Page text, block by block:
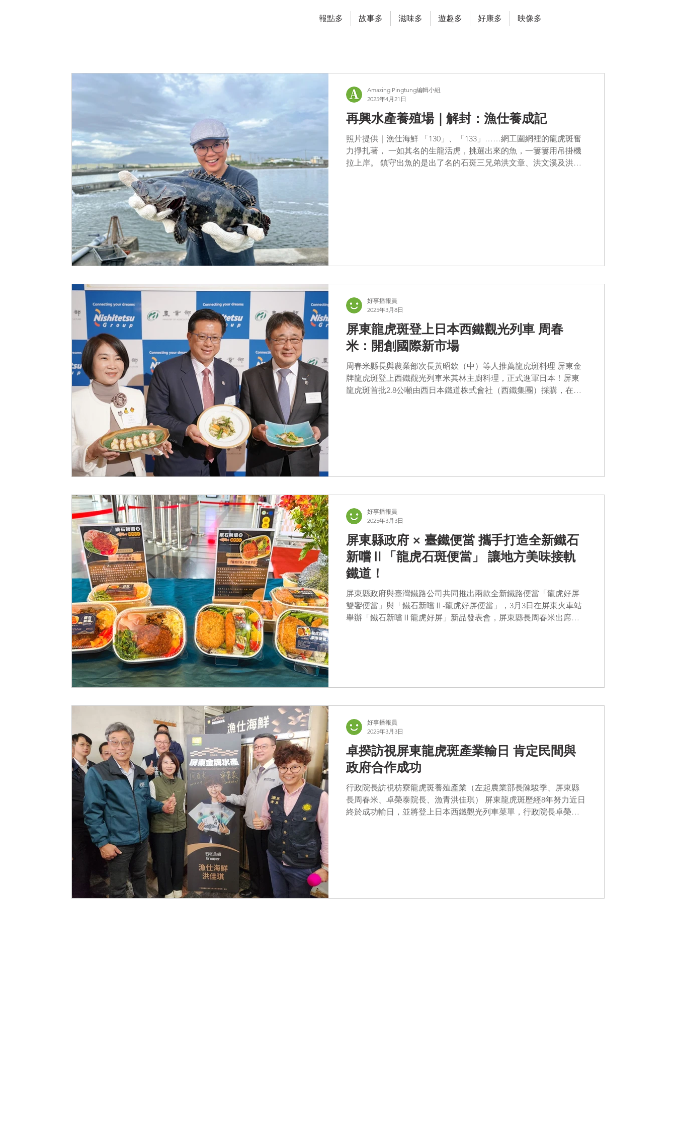
報點多 故事多 滋味多 遊趣多 好康多 映像多
再興水產養殖場｜解封：漁仕養成記
照片提供｜漁仕海鮮 「130」、「133」……網工圍網裡的龍虎斑奮
力掙扎著， 一如其名的生龍活虎，挑選出來的魚，一簍簍用吊掛機
拉上岸。 鎮守出魚的是出了名的石斑三兄弟洪文章、洪文溪及洪文
Amazing Pingtung編輯小組
2025年4月21日
屏東龍虎斑登上日本西鐵觀光列車 周春
米：開創國際新市場
周春米縣長與農業部次長黃昭欽（中）等人推薦龍虎斑料理 屏東金
牌龍虎斑登上西鐵觀光列車米其林主廚料理，正式進軍日本！屏東
龍虎斑首批2.8公噸由西日本鐵道株式會社（西鐵集團）採購，在旗
好事播報員
2025年3月8日
屏東縣政府 × 臺鐵便當 攜手打造全新鐵石
新嚐Ⅱ「龍虎石斑便當」 讓地方美味接軌
鐵道！
屏東縣政府與臺灣鐵路公司共同推出兩款全新鐵路便當「龍虎好屏
雙饗便當」與「鐵石新嚐Ⅱ-龍虎好屏便當」，3月3日在屏東火車站
舉辦「鐵石新嚐Ⅱ龍虎好屏」新品發表會，屏東縣長周春米出席表
好事播報員
2025年3月3日
卓揆訪視屏東龍虎斑產業輸日 肯定民間與
政府合作成功
行政院長訪視枋寮龍虎斑養殖產業（左起農業部長陳駿季、屏東縣
長周春米、卓榮泰院長、漁青洪佳琪） 屏東龍虎斑歷經8年努力近日
終於成功輸日，並將登上日本西鐵觀光列車菜單，行政院長卓榮泰3
好事播報員
2025年3月3日